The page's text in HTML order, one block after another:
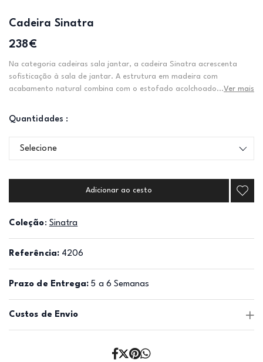
Cadeira Sinatra
238€
Na categoria cadeiras sala jantar, a cadeira Sinatra acrescenta
sofisticação à sala de jantar. A estrutura em madeira com
acabamento natural combina com o estofado acolchoado...Ver mais
Quantidades :
Selecione
Adicionar ao cesto
Coleção: Sinatra
Referência: 4206
Prazo de Entrega: 5 a 6 Semanas
Custos de Envio